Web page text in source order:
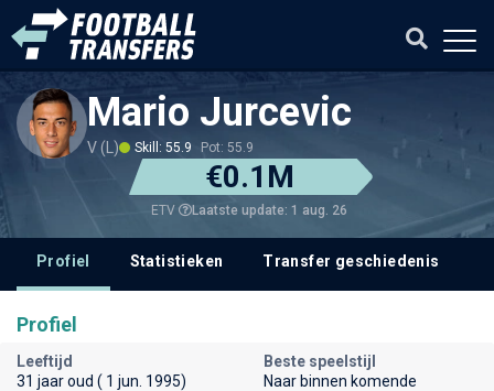
Mario Jurcevic
V (L) Skill: 55.9 Pot: 55.9
€0.1M
ETV Laatste update: 1 aug. 26
Profiel Statistieken Transfer geschiedenis
Profiel
Leeftijd
31 jaar oud ( 1 jun. 1995)
Beste speelstijl
Naar binnen komende